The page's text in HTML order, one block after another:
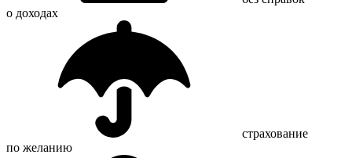
о доходах
страхование
по желанию